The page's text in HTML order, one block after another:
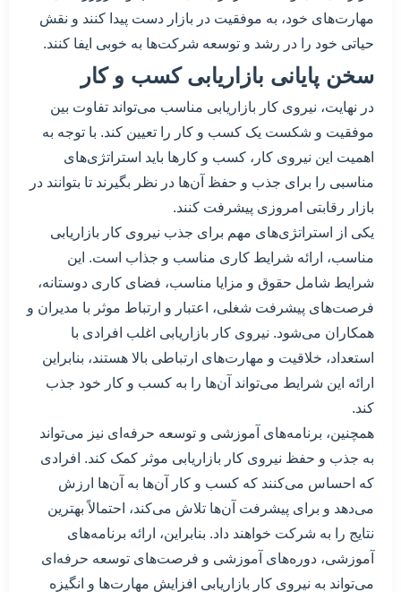
مهارت‌های خود، به موفقیت در بازار دست پیدا کنند و نقش
حیاتی خود را در رشد و توسعه شرکت‌ها به خوبی ایفا کنند.
سخن پایانی بازاریابی کسب و کار
در نهایت، نیروی کار بازاریابی مناسب می‌تواند تفاوت بین
موفقیت و شکست یک کسب و کار را تعیین کند. با توجه به
اهمیت این نیروی کار، کسب و کارها باید استراتژی‌های
مناسبی را برای جذب و حفظ آن‌ها در نظر بگیرند تا بتوانند در
بازار رقابتی امروزی پیشرفت کنند.
یکی از استراتژی‌های مهم برای جذب نیروی کار بازاریابی
مناسب، ارائه شرایط کاری مناسب و جذاب است. این
شرایط شامل حقوق و مزایا مناسب، فضای کاری دوستانه،
فرصت‌های پیشرفت شغلی، اعتبار و ارتباط موثر با مدیران و
همکاران می‌شود. نیروی کار بازاریابی اغلب افرادی با
استعداد، خلاقیت و مهارت‌های ارتباطی بالا هستند، بنابراین
ارائه این شرایط می‌تواند آن‌ها را به کسب و کار خود جذب
کند.
همچنین، برنامه‌های آموزشی و توسعه حرفه‌ای نیز می‌تواند
به جذب و حفظ نیروی کار بازاریابی موثر کمک کند. افرادی
که احساس می‌کنند که کسب و کار آن‌ها به آن‌ها ارزش
می‌دهد و برای پیشرفت آن‌ها تلاش می‌کند، احتمالاً بهترین
نتایج را به شرکت خواهند داد. بنابراین، ارائه برنامه‌های
آموزشی، دوره‌های آموزشی و فرصت‌های توسعه حرفه‌ای
می‌تواند به نیروی کار بازاریابی افزایش مهارت‌ها و انگیزه